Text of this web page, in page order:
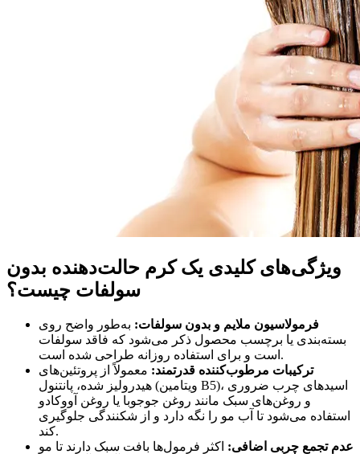
ویژگی‌های کلیدی یک کرم حالت‌دهنده بدون
سولفات چیست؟
فرمولاسیون ملایم و بدون سولفات: به‌طور واضح روی
بسته‌بندی یا برچسب محصول ذکر می‌شود که فاقد سولفات
است و برای استفاده روزانه طراحی شده است.
ترکیبات مرطوب‌کننده قدرتمند: معمولاً از پروتئین‌های
هیدرولیز شده، پانتنول (ویتامین B5)، اسیدهای چرب ضروری
و روغن‌های سبک مانند روغن جوجوبا یا روغن آووکادو
استفاده می‌شود تا آب مو را نگه دارد و از شکنندگی جلوگیری
کند.
عدم تجمع چربی اضافی: اکثر فرمول‌ها بافت سبک دارند تا مو